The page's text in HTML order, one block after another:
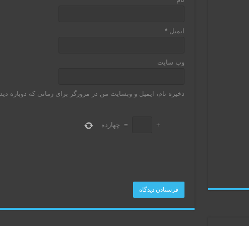
ایمیل*
وب‌ سایت
ذخیره نام، ایمیل و وبسایت من در مرورگر برای زمانی که دوباره
+
= چهارده